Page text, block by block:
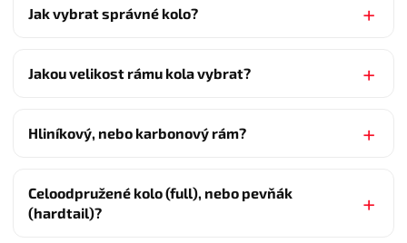
Jak vybrat správné kolo?
Jakou velikost rámu kola vybrat?
Hliníkový, nebo karbonový rám?
Celoodpružené kolo (full), nebo pevňák
(hardtail)?